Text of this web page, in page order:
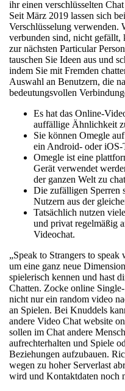
ihr einen verschlüsselten
Seit März 2019 lassen sich
Verschlüsselung verwenden.
verbunden sind, nicht gefällt,
zur nächsten Particular
tauschen Sie Ideen aus und
indem Sie mit Fremden
Auswahl an Benutzern, die
bedeutungsvollen
Es hat das Online-
auffällige Ähnlichkeit
Sie können Omegle
ein Android- oder iOS-
Omegle ist eine
Gerät verwendet
der ganzen Welt zu
Die zufälligen Sperren
Nutzern aus der
Tatsächlich nutzen
und privat regelmäßig
Videochat.
„Speak to Strangers to
um eine ganz neue
spielerisch kennen und hast
Chatten. Zocke online
nicht nur ein random video
an Spielen. Bei Knuddels
andere Video Chat website
sollen im Chat andere
aufrechterhalten und Spiele
Beziehungen aufzubauen.
wegen zu hoher Serverlast
wird und Kontaktdaten noch